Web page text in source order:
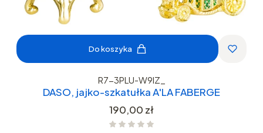
Do koszyka
R7-3PLU-W9IZ_
DASO, jajko-szkatułka A'LA FABERGE
Cena
190,00 zł